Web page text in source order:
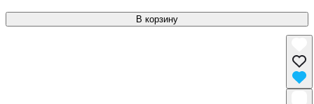
В корзину